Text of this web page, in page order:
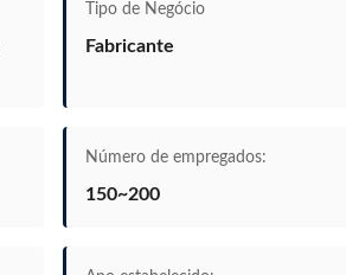
Tipo de Negócio
Fabricante
Número de empregados:
150~200